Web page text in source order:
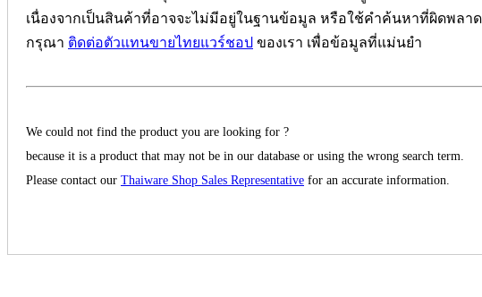
เนื่องจากเป็นสินค้าที่อาจจะไม่มีอยู่ในฐานข้อมูล หรือใช้คำค้นหาที่ผิดพลาด
กรุณา ติดต่อตัวแทนขายไทยแวร์ชอป ของเรา เพื่อข้อมูลที่แม่นยำ
We could not find the product you are looking for ?
because it is a product that may not be in our database or using the wrong search term.
Please contact our Thaiware Shop Sales Representative for an accurate information.